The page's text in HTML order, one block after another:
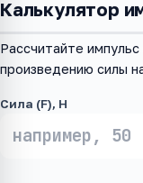
Калькулятор
Рассчитайте
произведению силы
Сила (F), Н